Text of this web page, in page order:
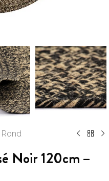
Rond
Noir 120cm –